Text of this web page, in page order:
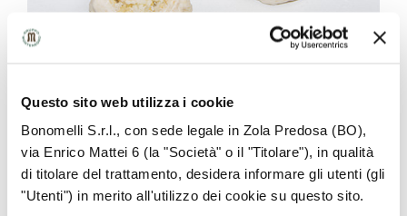
Questo sito web utilizza i cookie
Bonomelli S.r.l., con sede legale in Zola Predosa (BO),
via Enrico Mattei 6 (la "Società" o il "Titolare"), in qualità
di titolare del trattamento, desidera informare gli utenti (gli
"Utenti") in merito all'utilizzo dei cookie su questo sito.
Trasferire i piccoli rotoli negli stampini di Ø 7
cm, unti e infarinati e lasciare lievitare per
15-20 minuti.
Infornare a 180° per 20 minuti (se la pasta